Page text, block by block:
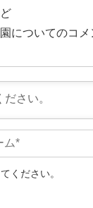
についてのコ
ください。